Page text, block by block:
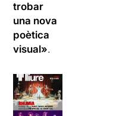
trobar
una nova
poètica
visual».